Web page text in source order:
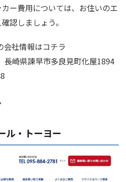
ー費用については、お住いのエ
認しましょう。
会社情報はコチラ
崎県諫早市多良見町化屋1894
ル・トーヨー